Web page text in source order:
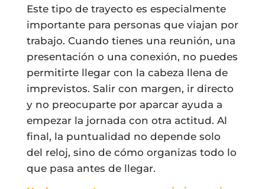
Este tipo de trayecto es especialmente
importante para personas que viajan por
trabajo. Cuando tienes una reunión, una
presentación o una conexión, no puedes
permitirte llegar con la cabeza llena de
imprevistos. Salir con margen, ir directo
y no preocuparte por aparcar ayuda a
empezar la jornada con otra actitud. Al
final, la puntualidad no depende solo
del reloj, sino de cómo organizas todo lo
que pasa antes de llegar.